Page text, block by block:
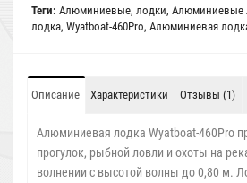
Теги: Алюминиевые, лодки, Алюминиевые
лодка, Wyatboat-460Pro, Алюминиевая
Описание Характеристики Отзывы (1)
Алюминиевая лодка Wyatboat-460Pro
прогулок, рыбной ловли и охоты на
волнении с высотой волны до 0,80 м.